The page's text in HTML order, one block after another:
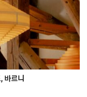
바르니